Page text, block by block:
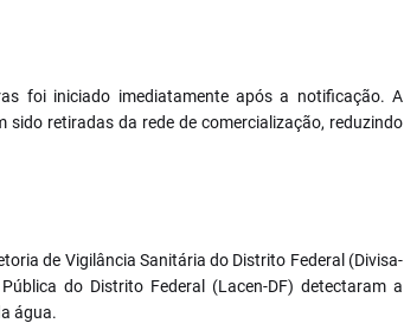
foi iniciado imediatamente após a notificação. A
sido retiradas da rede de comercialização, reduzindo
de Vigilância Sanitária do Distrito Federal (Divisa-
do Distrito Federal (Lacen-DF) detectaram a
água.